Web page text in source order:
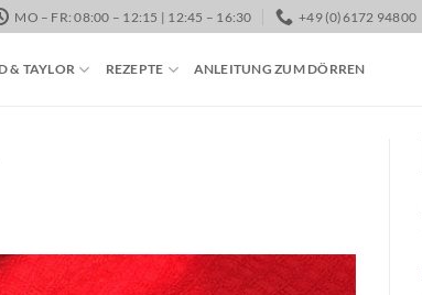
MO – FR: 08:00 – 12:15 | 12:45 – 16:30 +49 (0)6172 94800
& TAYLOR REZEPTE ANLEITUNG ZUM DÖRREN